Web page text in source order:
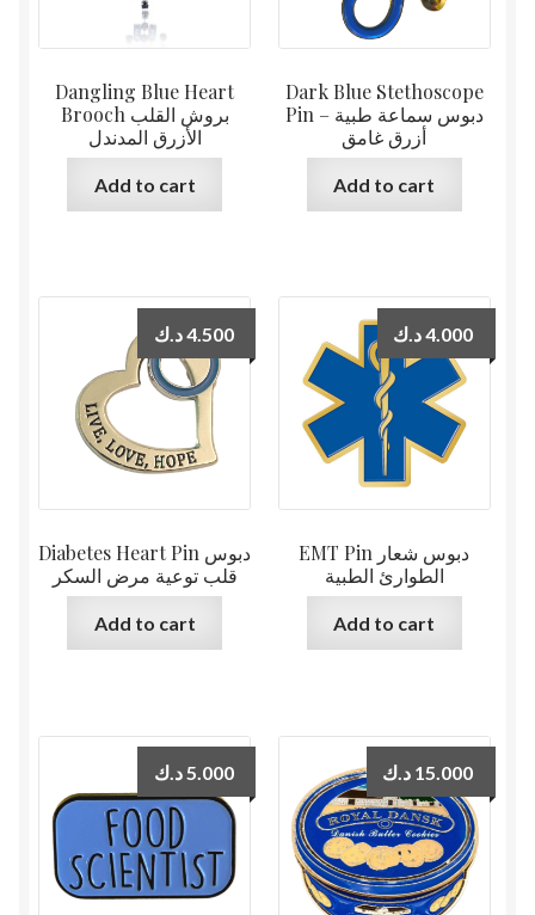
Dangling Blue Heart
Brooch بروش القلب
الأزرق المدندل
Add to cart
Dark Blue Stethoscope
Pin دبوس سماعة طبية –
أزرق غامق
Add to cart
Diabetes Heart Pin دبوس
قلب توعية مرض السكر
4.500د.ك
Add to cart
EMT Pin دبوس شعار
الطوارئ الطبية
4.000د.ك
Add to cart
5.000د.ك 15.000 د.ك